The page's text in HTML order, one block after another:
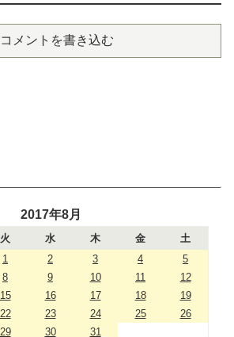
コメントを書き込む
2017年8月
火 水 木 金
土
1
2 3 4
5
8 9 10 11
12
15 16 17 18
19
22 23 24 25
26
29 30 31